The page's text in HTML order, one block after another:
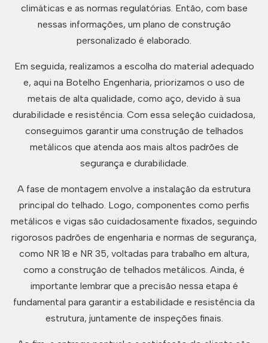
climáticas e as normas regulatórias. Então, com base
nessas informações, um plano de construção
personalizado é elaborado.
Em seguida, realizamos a escolha do material adequado
e, aqui na Botelho Engenharia, priorizamos o uso de
metais de alta qualidade, como aço, devido à sua
durabilidade e resistência. Com essa seleção cuidadosa,
conseguimos garantir uma construção de telhados
metálicos que atenda aos mais altos padrões de
segurança e durabilidade.
A fase de montagem envolve a instalação da estrutura
principal do telhado. Logo, componentes como perfis
metálicos e vigas são cuidadosamente fixados, seguindo
rigorosos padrões de engenharia e normas de segurança,
como NR 18 e NR 35, voltadas para trabalho em altura,
como a construção de telhados metálicos. Ainda, é
importante lembrar que a precisão nessa etapa é
fundamental para garantir a estabilidade e resistência da
estrutura, juntamente de inspeções finais.